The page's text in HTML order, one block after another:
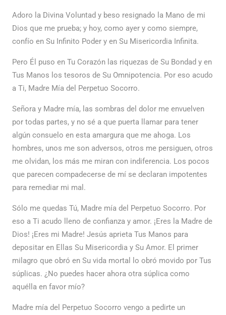
Adoro la Divina Voluntad y beso resignado la Mano de mi
Dios que me prueba; y hoy, como ayer y como siempre,
confío en Su Infinito Poder y en Su Misericordia Infinita.
Pero Él puso en Tu Corazón las riquezas de Su Bondad y en
Tus Manos los tesoros de Su Omnipotencia. Por eso acudo
a Ti, Madre Mía del Perpetuo Socorro.
Señora y Madre mía, las sombras del dolor me envuelven
por todas partes, y no sé a que puerta llamar para tener
algún consuelo en esta amargura que me ahoga. Los
hombres, unos me son adversos, otros me persiguen, otros
me olvidan, los más me miran con indiferencia. Los pocos
que parecen compadecerse de mí se declaran impotentes
para remediar mi mal.
Sólo me quedas Tú, Madre mía del Perpetuo Socorro. Por
eso a Ti acudo lleno de confianza y amor. ¡Eres la Madre de
Dios! ¡Eres mi Madre! Jesús aprieta Tus Manos para
depositar en Ellas Su Misericordia y Su Amor. El primer
milagro que obró en Su vida mortal lo obró movido por Tus
súplicas. ¿No puedes hacer ahora otra súplica como
aquélla en favor mío?
Madre mía del Perpetuo Socorro vengo a pedirte un